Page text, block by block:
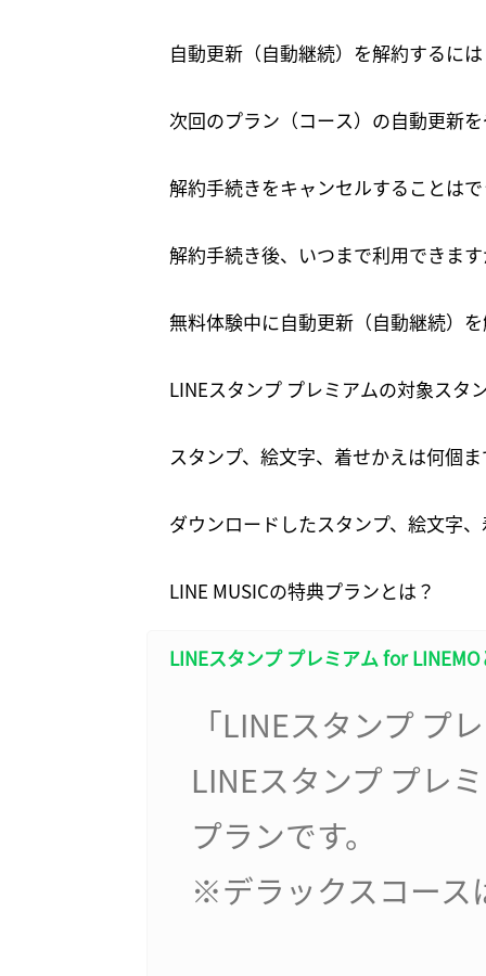
自動更新（自動継続）を解約するに
次回のプラン（コース）の自動更新
解約手続きをキャンセルすることは
解約手続き後、いつまで利用できま
無料体験中に自動更新（自動継続）
LINEスタンプ プレミアムの対象スタ
スタンプ、絵文字、着せかえは何個
ダウンロードしたスタンプ、絵文字
LINE MUSICの特典プランとは？
LINEスタンプ プレミアム for
「LINEスタンプ プ
LINEスタンプ プレ
プランです。
※デラックスコース